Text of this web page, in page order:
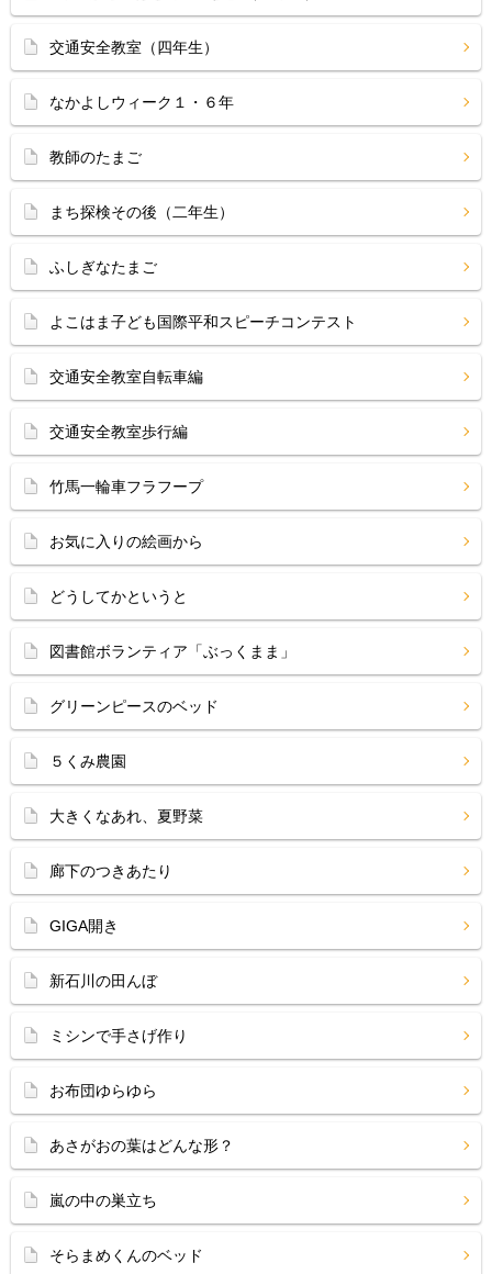
交通安全教室（四年生）
なかよしウィーク１・６年
教師のたまご
まち探検その後（二年生）
ふしぎなたまご
よこはま子ども国際平和スピーチコンテスト
交通安全教室自転車編
交通安全教室歩行編
竹馬一輪車フラフープ
お気に入りの絵画から
どうしてかというと
図書館ボランティア「ぶっくまま」
グリーンピースのベッド
５くみ農園
大きくなあれ、夏野菜
廊下のつきあたり
GIGA開き
新石川の田んぼ
ミシンで手さげ作り
お布団ゆらゆら
あさがおの葉はどんな形？
嵐の中の巣立ち
そらまめくんのベッド